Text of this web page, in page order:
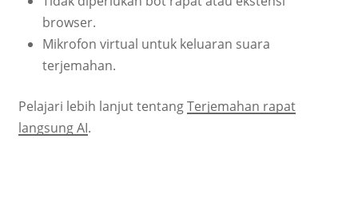
browser.
Mikrofon virtual untuk keluaran suara
terjemahan.
Pelajari lebih lanjut tentangTerjemahan rapat
langsung AI.